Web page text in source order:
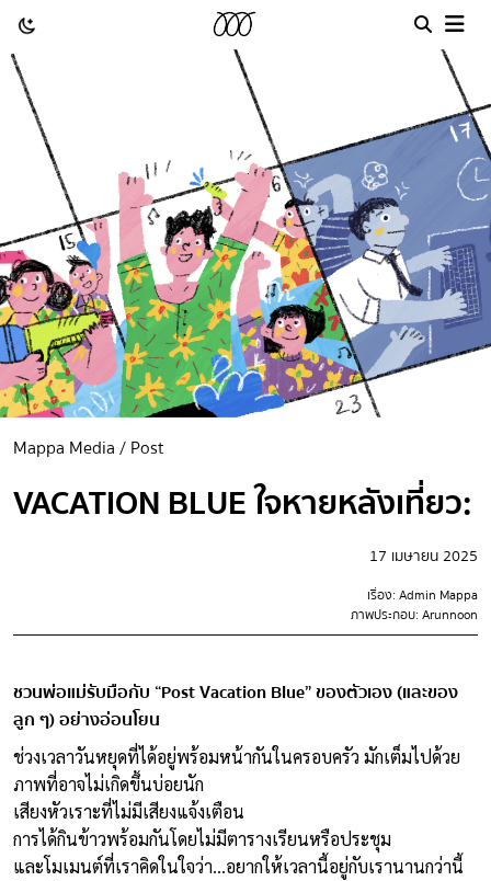
Mappa Media / Post
VACATION BLUE ใจหายหลังเที่ยว:
17 เมษายน 2025
เรื่อง: Admin Mappa
ภาพประกอบ: Arunnoon
ชวนพ่อแม่รับมือกับ “Post Vacation Blue” ของตัวเอง (และของ
ลูก ๆ) อย่างอ่อนโยน
ช่วงเวลาวันหยุดที่ได้อยู่พร้อมหน้ากันในครอบครัว มักเต็มไปด้วย
ภาพที่อาจไม่เกิดขึ้นบ่อยนัก
เสียงหัวเราะที่ไม่มีเสียงแจ้งเตือน
การได้กินข้าวพร้อมกันโดยไม่มีตารางเรียนหรือประชุม
และโมเมนต์ที่เราคิดในใจว่า…อยากให้เวลานี้อยู่กับเรานานกว่านี้